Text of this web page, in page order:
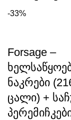
-33%
Forsage –
ნაკრები
ცალი) +